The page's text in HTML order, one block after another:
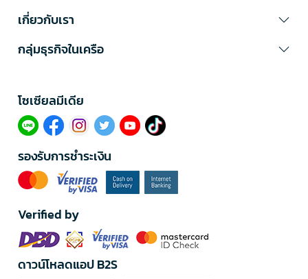
เกี่ยวกับเรา
กลุ่มธุรกิจในเครือ
โซเซียลมีเดีย​
รองรับการชำระเงิน
Verified by
ดาวน์โหลดแอป B2S